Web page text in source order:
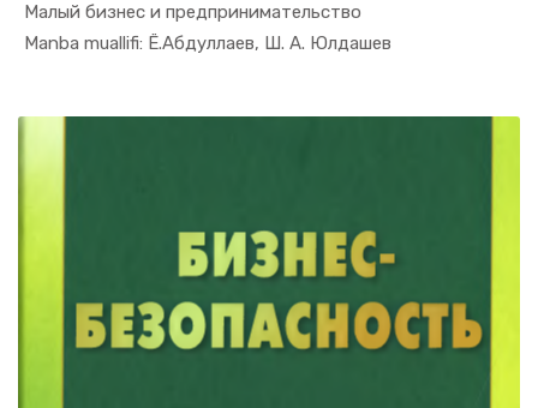
Малый бизнес и предпринимательство
Manba muallifi: Ё.Абдуллаев, Ш. А. Юлдашев
In Tadbirk...